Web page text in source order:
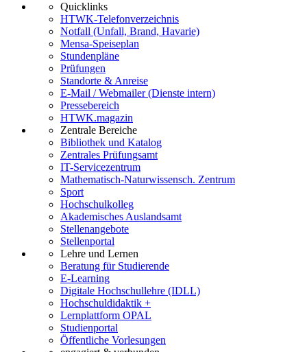
Quicklinks
HTWK-Telefonverzeichnis
Notfall (Unfall, Brand, Havarie)
Mensa-Speiseplan
Stundenpläne
Prüfungen
Standorte & Anreise
E-Mail / Webmailer (Dienste intern)
Pressebereich
HTWK.magazin
Zentrale Bereiche
Bibliothek und Katalog
Zentrales Prüfungsamt
IT-Servicezentrum
Mathematisch-Naturwissensch. Zentrum
Sport
Hochschulkolleg
Akademisches Auslandsamt
Stellenangebote
Stellenportal
Lehre und Lernen
Beratung für Studierende
E-Learning
Digitale Hochschullehre (IDLL)
Hochschuldidaktik +
Lernplattform OPAL
Studienportal
Öffentliche Vorlesungen